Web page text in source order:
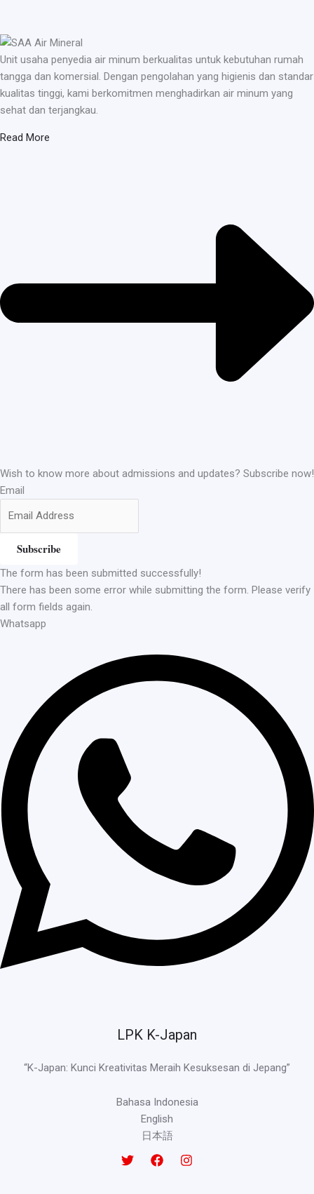
Unit usaha penyedia air minum berkualitas untuk kebutuhan rumah
tangga dan komersial. Dengan pengolahan yang higienis dan standar
kualitas tinggi, kami berkomitmen menghadirkan air minum yang
sehat dan terjangkau.
Read More
Wish to know more about admissions and updates? Subscribe now!
Email
Subscribe
The form has been submitted successfully!
There has been some error while submitting the form. Please verify
all form fields again.
Whatsapp
LPK K-Japan
“K-Japan: Kunci Kreativitas Meraih Kesuksesan di Jepang”
Bahasa Indonesia
English
日本語